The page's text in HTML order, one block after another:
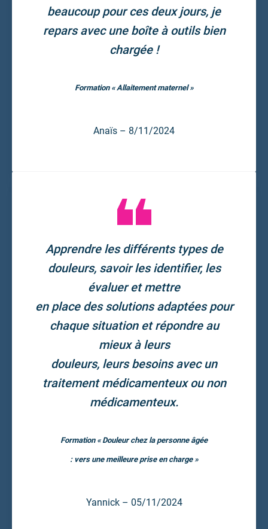
beaucoup pour ces deux jours, je
repars avec une boîte à outils bien
chargée !
Formation « Allaitement maternel »
Anaïs – 8/11/2024
Apprendre les différents types de
douleurs, savoir les identifier, les
évaluer et mettre
en place des solutions adaptées pour
chaque situation et répondre au
mieux à leurs
douleurs, leurs besoins avec un
traitement médicamenteux ou non
médicamenteux.
Formation « Douleur chez la personne âgée
: vers une meilleure prise en charge »
Yannick – 05/11/2024